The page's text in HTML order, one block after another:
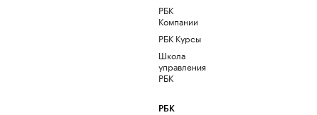
РБК
Компании
РБК Курсы
Школа
управления
РБК
РБК